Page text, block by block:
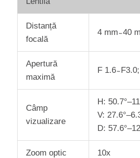
Distanță
focală
4 mm ̴ 40
Apertură
maximă
F 1.6 ̴ F3.0;
Câmp
vizualizare
H:
V:
D:
Zoom optic 10x